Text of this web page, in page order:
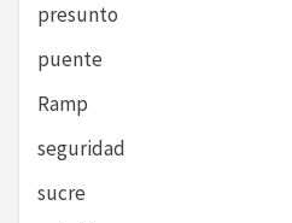
presunto
puente
Ramp
seguridad
sucre